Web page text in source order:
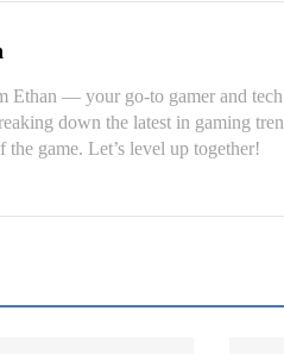
Ethan — your go-to gamer and
down the latest in gaming
the game. Let’s level up together!